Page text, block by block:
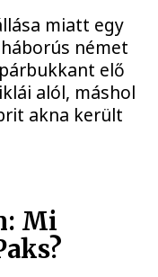
miatt egy
német
elő
alól, máshol
akna került
Mi